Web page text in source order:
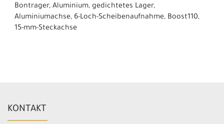
Bontrager, Aluminium, gedichtetes Lager,
Aluminiumachse, 6-Loch-Scheibenaufnahme, Boost110,
15-mm-Steckachse
KONTAKT